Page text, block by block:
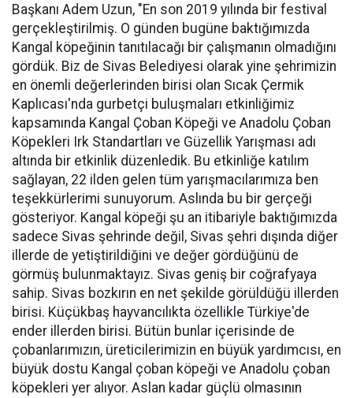
Başkanı Adem Uzun, "En son 2019 yılında bir festival
gerçekleştirilmiş. O günden bugüne baktığımızda
Kangal köpeğinin tanıtılacağı bir çalışmanın olmadığını
gördük. Biz de Sivas Belediyesi olarak yine şehrimizin
en önemli değerlerinden birisi olan Sıcak Çermik
Kaplıcası'nda gurbetçi buluşmaları etkinliğimiz
kapsamında Kangal Çoban Köpeği ve Anadolu Çoban
Köpekleri Irk Standartları ve Güzellik Yarışması adı
altında bir etkinlik düzenledik. Bu etkinliğe katılım
sağlayan, 22 ilden gelen tüm yarışmacılarımıza ben
teşekkürlerimi sunuyorum. Aslında bu bir gerçeği
gösteriyor. Kangal köpeği şu an itibariyle baktığımızda
sadece Sivas şehrinde değil, Sivas şehri dışında diğer
illerde de yetiştirildiğini ve değer gördüğünü de
görmüş bulunmaktayız. Sivas geniş bir coğrafyaya
sahip. Sivas bozkırın en net şekilde görüldüğü illerden
birisi. Küçükbaş hayvancılıkta özellikle Türkiye'de
ender illerden birisi. Bütün bunlar içerisinde de
çobanlarımızın, üreticilerimizin en büyük yardımcısı, en
büyük dostu Kangal çoban köpeği ve Anadolu çoban
köpekleri yer alıyor. Aslan kadar güçlü olmasının